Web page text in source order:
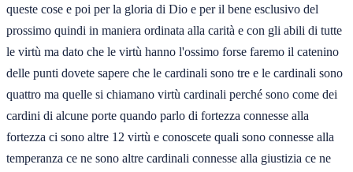
queste cose e poi per la gloria di Dio e per il bene esclusivo del
prossimo quindi in maniera ordinata alla carità e con gli abili di tutte
le virtù ma dato che le virtù hanno l'ossimo forse faremo il catenino
delle punti dovete sapere che le cardinali sono tre e le cardinali sono
quattro ma quelle si chiamano virtù cardinali perché sono come dei
cardini di alcune porte quando parlo di fortezza connesse alla
fortezza ci sono altre 12 virtù e conoscete quali sono connesse alla
temperanza ce ne sono altre cardinali connesse alla giustizia ce ne